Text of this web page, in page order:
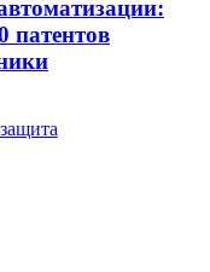
патентов